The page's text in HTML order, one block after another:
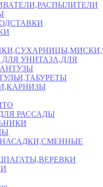
ДЛЯ УНИТАЗА,ДЛЯ
РАССАДЫ